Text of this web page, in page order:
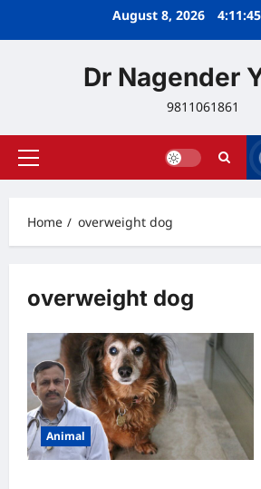
August 8, 2026
Dr Nagender
9811061861
Primary
Home overweight dog
overweight dog
Animal